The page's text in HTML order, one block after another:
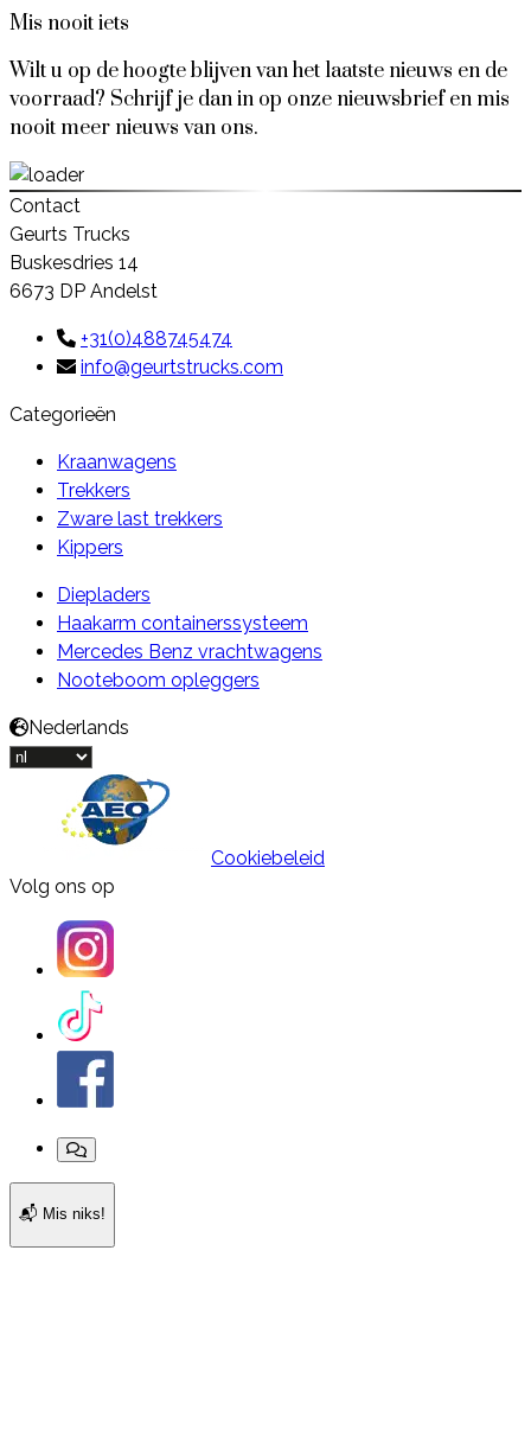
Mis nooit iets
Wilt u op de hoogte blijven van het laatste nieuws en de
voorraad? Schrijf je dan in op onze nieuwsbrief en mis
nooit meer nieuws van ons.
Contact
Geurts Trucks
Buskesdries 14
6673 DP Andelst
+31(0)488745474
info@geurtstrucks.com
Categorieën
Kraanwagens
Trekkers
Zware last trekkers
Kippers
Diepladers
Haakarm containerssysteem
Mercedes Benz vrachtwagens
Nooteboom opleggers
Nederlands
Cookiebeleid
Volg ons op
📬 Mis niks!